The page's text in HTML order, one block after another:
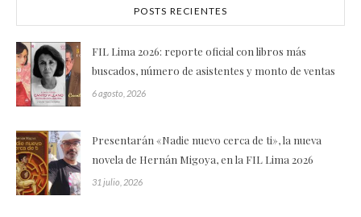
POSTS RECIENTES
FIL Lima 2026: reporte oficial con libros más
buscados, número de asistentes y monto de ventas
6 agosto, 2026
Presentarán «Nadie nuevo cerca de ti», la nueva
novela de Hernán Migoya, en la FIL Lima 2026
31 julio, 2026